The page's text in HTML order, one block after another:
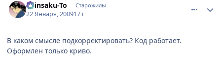
Shinsaku-To Старожилы
22 Января, 200917 г
В каком смысле подкорректировать? Код работает.
Оформлен только криво.